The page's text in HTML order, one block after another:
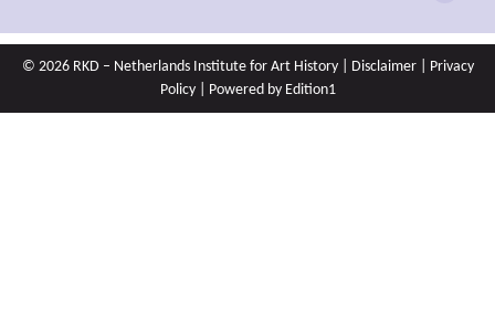
© 2026 RKD – Netherlands Institute for Art History | Disclaimer|
Privacy
Policy| Powered by Edition1